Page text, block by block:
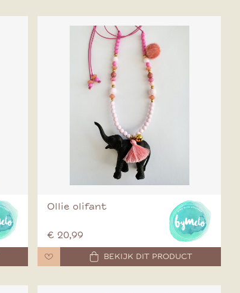
Ollie olifant
€ 20,99
BEKIJK DIT PRODUCT